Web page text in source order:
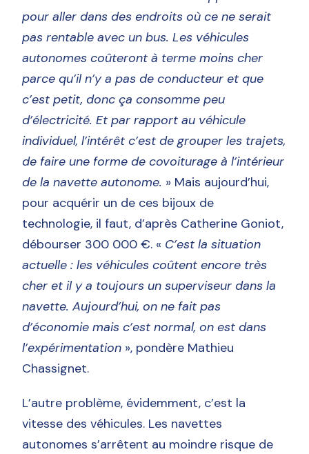
pour aller dans des endroits où ce ne serait
pas rentable avec un bus. Les véhicules
autonomes coûteront à terme moins cher
parce qu’il n’y a pas de conducteur et que
c’est petit, donc ça consomme peu
d’électricité. Et par rapport au véhicule
individuel, l’intérêt c’est de grouper les trajets,
de faire une forme de covoiturage à l’intérieur
de la navette autonome. » Mais aujourd’hui,
pour acquérir un de ces bijoux de
technologie, il faut, d’après Catherine Goniot,
débourser 300 000 €. « C’est la situation
actuelle : les véhicules coûtent encore très
cher et il y a toujours un superviseur dans la
navette. Aujourd’hui, on ne fait pas
d’économie mais c’est normal, on est dans
l’expérimentation », pondère Mathieu
Chassignet.
L’autre problème, évidemment, c’est la
vitesse des véhicules. Les navettes
autonomes s’arrêtent au moindre risque de